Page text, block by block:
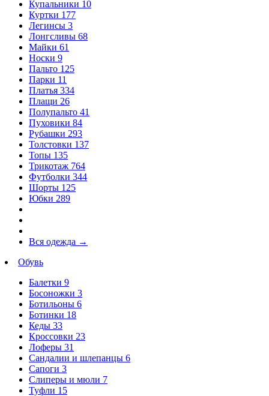
Купальники 10
Куртки 177
Легинсы 3
Лонгсливы 68
Майки 61
Носки 9
Пальто 125
Парки 11
Платья 334
Плащи 26
Полупальто 41
Пуховики 84
Рубашки 293
Толстовки 137
Топы 135
Трикотаж 764
Футболки 344
Шорты 125
Юбки 289
Вся одежда →
Обувь
Балетки 9
Босоножки 3
Ботильоны 6
Ботинки 18
Кеды 33
Кроссовки 23
Лоферы 31
Сандалии и шлепанцы 6
Сапоги 3
Слиперы и мюли 7
Туфли 15